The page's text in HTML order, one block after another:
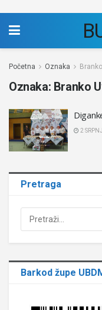
Početna Oznaka
Oznaka: Branko
2
Pretraga
Barkod župe